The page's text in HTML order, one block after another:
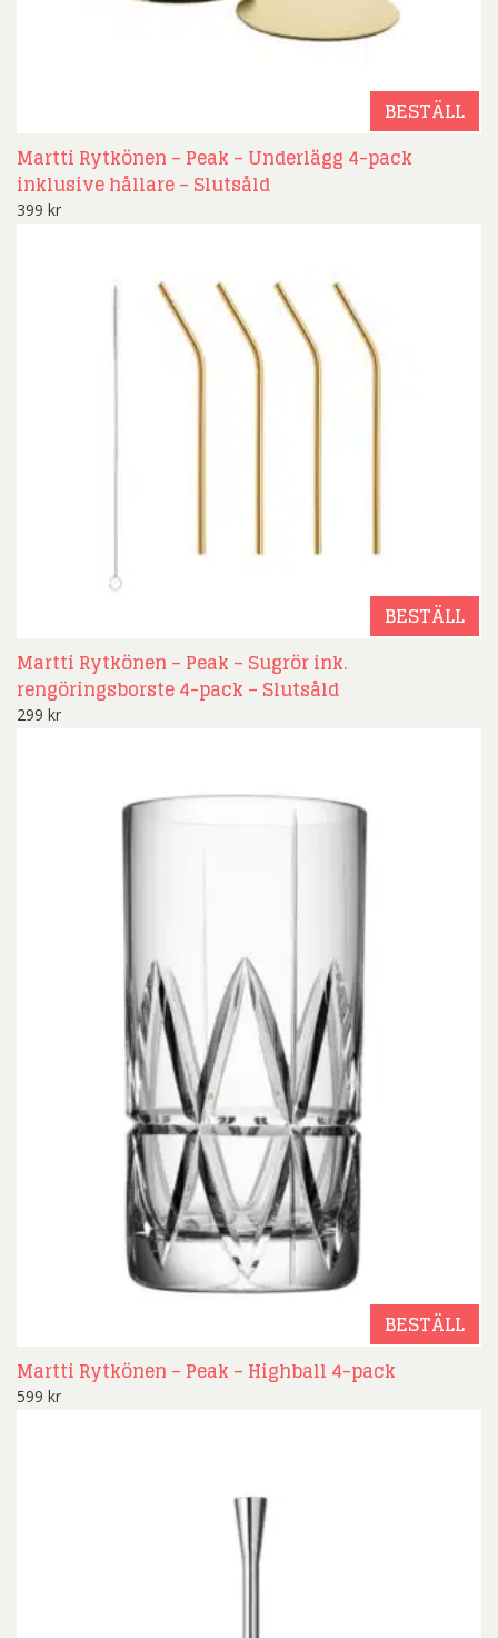
BESTÄLL
Martti Rytkönen – Peak – Underlägg 4-pack
inklusive hållare – Slutsåld
399 kr
BESTÄLL
Martti Rytkönen – Peak – Sugrör ink.
rengöringsborste 4-pack – Slutsåld
299 kr
BESTÄLL
Martti Rytkönen – Peak – Highball 4-pack
599 kr